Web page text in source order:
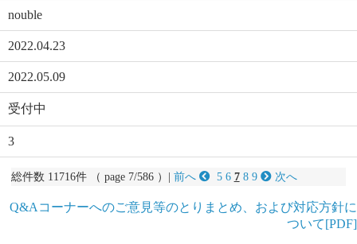
nouble
2022.04.23
2022.05.09
受付中
3
総件数 11716件 （ page 7/586 ）| 前へ 5 6 7 8 9 次へ
Q&Aコーナーへのご意見等のとりまとめ、および対応方針に
ついて[PDF]